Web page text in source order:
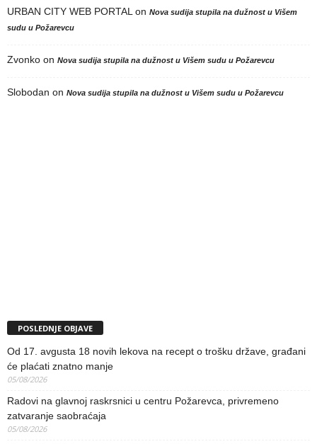
URBAN CITY WEB PORTAL on Nova sudija stupila na dužnost u Višem
sudu u Požarevcu
Zvonko on Nova sudija stupila na dužnost u Višem sudu u Požarevcu
Slobodan on Nova sudija stupila na dužnost u Višem sudu u Požarevcu
POSLEDNJE OBJAVE
Od 17. avgusta 18 novih lekova na recept o trošku države, građani
će plaćati znatno manje
05/08/2026
Radovi na glavnoj raskrsnici u centru Požarevca, privremeno
zatvaranje saobraćaja
05/08/2026